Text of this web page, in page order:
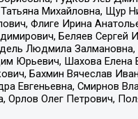
Михайловна, Щур
Флиге Ирина
Беляев Сергей
Людмила
Юрьевич, Шахова Елена
Бахмин Вячеслав
Евгеньевна, Смирнов
Орлов Олег Петрович,